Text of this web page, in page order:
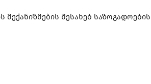
შესახებ